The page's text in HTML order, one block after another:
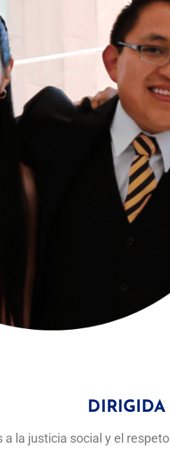
DIRIGIDA
la justicia social y el